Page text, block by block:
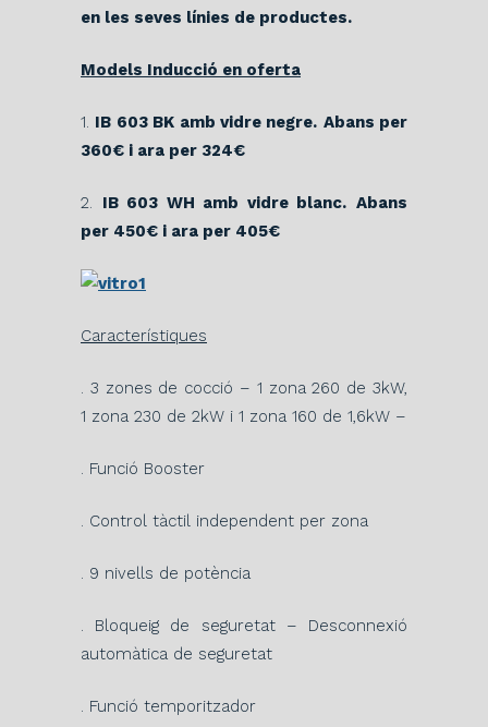
en les seves línies de productes.
Models Inducció en oferta
1. IB 603 BK amb vidre negre. Abans per
360€ i ara per 324€
2. IB 603 WH amb vidre blanc. Abans
per 450€ i ara per 405€
Característiques
. 3 zones de cocció – 1 zona 260 de 3kW,
1 zona 230 de 2kW i 1 zona 160 de 1,6kW –
. Funció Booster
. Control tàctil independent per zona
. 9 nivells de potència
. Bloqueig de seguretat – Desconnexió
automàtica de seguretat
. Funció temporitzador